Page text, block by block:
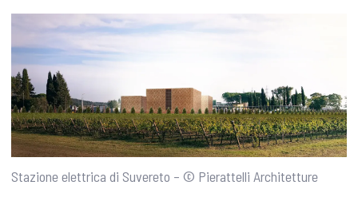
Stazione elettrica di Suvereto – © Pierattelli Architetture